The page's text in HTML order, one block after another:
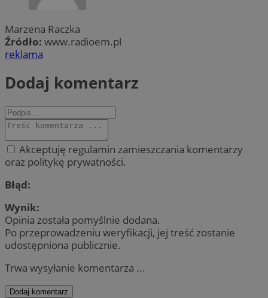
Marzena Raczka
Źródło: www.radioem.pl
reklama
Dodaj komentarz
Akceptuję regulamin zamieszczania komentarzy
oraz politykę prywatności.
Błąd:
Wynik:
Opinia została pomyślnie dodana.
Po przeprowadzeniu weryfikacji, jej treść zostanie
udostępniona publicznie.
Trwa wysyłanie komentarza ...
Dodaj komentarz